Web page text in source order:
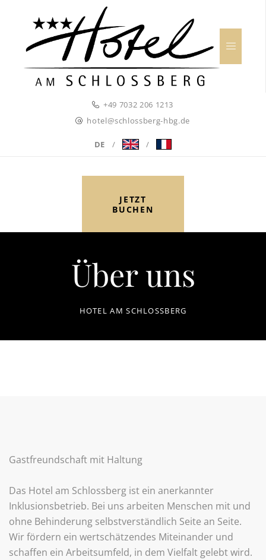
+49 7032 206 1213
hotel@schlossberg-hbg.de
DE / /
JETZT
BUCHEN
Über uns
HOTEL AM SCHLOSSBERG
Gastfreundschaft mit Haltung
Das Hotel am Schlossberg ist ein anerkannter
Inklusionsbetrieb. Bei uns arbeiten Menschen mit und
ohne Behinderung selbstverständlich Seite an Seite.
Wir fördern ein wertschätzendes Miteinander und
schaffen ein Arbeitsumfeld, in dem Vielfalt gelebt wird.